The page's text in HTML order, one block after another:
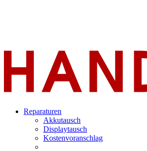
Reparaturen
Akkutausch
Displaytausch
Kostenvoranschlag